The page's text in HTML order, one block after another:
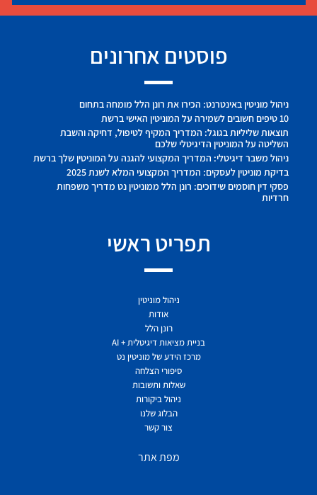
פוסטים אחרונים
ניהול מוניטין באינטרנט: הכירו את רונן הלל מומחה בתחום
10 טיפים חשובים לשמירה על המוניטין האישי ברשת
תוצאות שליליות בגוגל: המדריך המקיף לטיפול, דחיקה והשבת
השליטה על המוניטין הדיגיטלי שלכם
ניהול משבר דיגיטלי: המדריך המקצועי להגנה על המוניטין שלך ברשת
בדיקת מוניטין לעסקים: המדריך המקצועי המלא לשנת 2025
פסקי דין חוסמים שידוכים: רונן הלל ממוניטין נט מדריך משפחות
חרדיות
תפריט ראשי
ניהול מוניטין
אודות
רונן הלל
בניית מציאות דיגיטלית + AI
מרכז הידע של מוניטין נט
סיפורי הצלחה
שאלות ותשובות
ניהול ביקורות
הבלוג שלנו
צור קשר
מפת אתר